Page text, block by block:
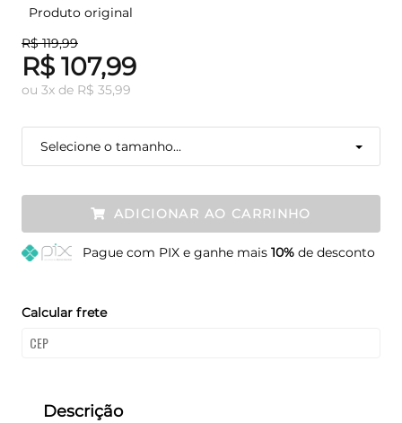
Produto original
R$ 119,99
R$ 107,99
ou 3x de R$ 35,99
Selecione o tamanho...
ADICIONAR AO CARRINHO
Pague com PIX e ganhe mais 10%de desconto
Calcular frete
Descrição